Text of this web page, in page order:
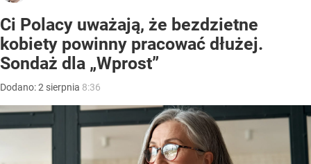
Ci Polacy uważają, że bezdzietne
kobiety powinny pracować dłużej.
Sondaż dla „Wprost”
Dodano:2 sierpnia 8:36